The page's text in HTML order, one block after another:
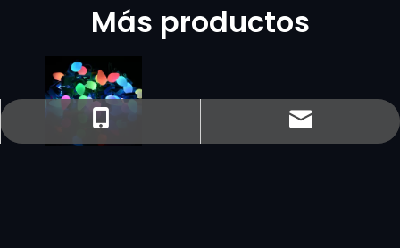
Más productos